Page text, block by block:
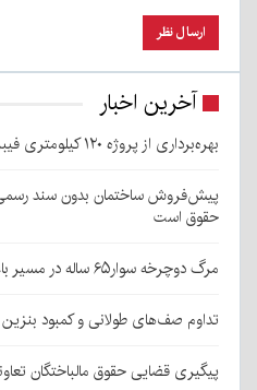
آخرین اخبار
بهره‌برداری از پروژه ۱۲۰ کیلومتری فیبرنوری روستایی در قلعه‌گنج
پیش‌فروش ساختمان بدون سند رسمی
حقوق است
مرگ دوچرخه سوار۶۵ ساله در مسیر باغین
تداوم صف‌های طولانی و کمبود
پیگیری قضایی حقوق مالباختگان